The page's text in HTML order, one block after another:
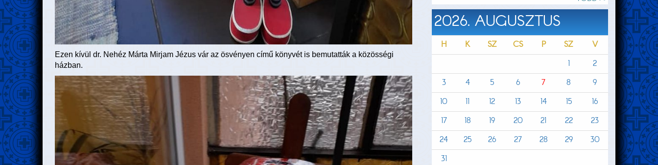
Ezen kívül dr. Nehéz Márta Mirjam Jézus vár az ösvényen című könyvét is bemutatták a közösségi
házban.
2026. AUGUSZTUS
H K SZ CS P SZ
V
1
2
3
4 5 6 7 8
9
10
11 12 13 14 15
16
17
18 19 20 21 22
23
24
25 26 27 28 29
30
31